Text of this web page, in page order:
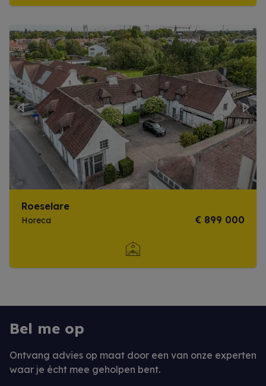
Previous Next
Roeselare
Horeca € 899 000
Bel me op
Ontvang advies op maat door een van onze experten
waar je écht mee geholpen bent.